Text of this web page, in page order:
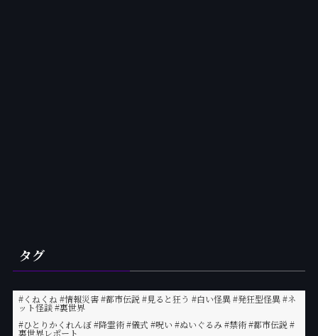
タグ
#くねくね #情報災害 #都市伝説 #見ると狂う #白い怪異 #発狂型怪異 #ネ
ット怪談 #裏世界
#ひとりかくれんぼ #降霊術 #儀式 #呪い #ぬいぐるみ #禁術 #都市伝説 #
裏世界レポート